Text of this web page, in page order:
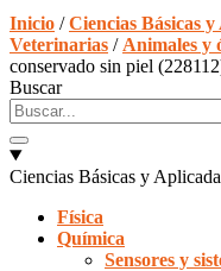
Inicio /Ciencias Básicas
Veterinarias / Animales y
conservado sin piel
Buscar
Ciencias Básicas y
Física
Química
Sensores y